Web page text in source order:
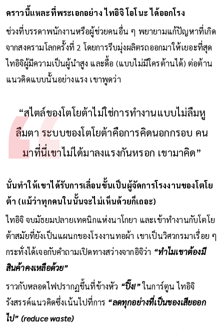
คราวนี้แหละที่พระเอกอย่าง ไทอิจิ โอโนะ ได้ออกโรง
ช่วงที่บรรดาพนักงานหรือผู้ช่วยคนอื่น ๆ พยายามแก้ปัญหาที่เกิด
จากสงครามโลกครั้งที่ 2 โดยการรีบมุ่งผลิตรถออกมาให้เยอะที่สุด
ไทอิจิผู้มีความเป็นผู้นำสูง และดื้อ (แบบไม่มีใครต้านได้) ต่อต้าน
แนวคิดแบบนั้นอย่างแรง เขาพูดว่า
“สไตล์ของโตโยต้าไม่ใช่การทำงานแบบไม่ลืมหู
ลืมตา ระบบของโตโยต้าคือการคิดนอกกรอบ คน
มาที่นี่เขาไม่ได้มาลงแรงกันหรอก เขามาคิด”
นั่นทำให้เขาได้รับการเลื่อนขั้นเป็นผู้จัดการโรงงานของโตโย
ต้า (แม้ว่าทุกคนในนั้นจะไม่เห็นด้วยก็เถอะ)
ไทอิจิ จบมัธยมปลายเทคนิกแห่งนาโกยา และเข้าทำงานกับโตโย
ต้าสมัยที่ยังเป็นแผนกของโรงงานทอผ้า เขาเป็นวิศวกรมาเรื่อย ๆ
กระทั่งได้เจอกับคำถามเปิดทางสว่างจากอิจิว่า “ทำไมเขาต้องมี
สินค้าคงเหลือด้วย”
ราวกับหลอดไฟปรากฏขึ้นที่ข้างหัว “ปิ๊ง!”ในการ์ตูน ไทอิจิ
รังสรรค์แนวคิดซึ่งเน้นไปที่การ “ลดทุกอย่างที่เป็นของเสียออก
ไป” (reduce waste)